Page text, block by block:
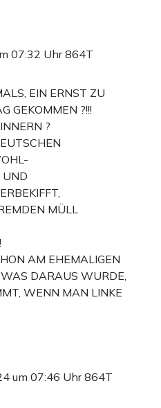
07:32 Uhr864T
EIN ERNST ZU
GEKOMMEN ?!!!
?
UND
MÜLL
AM EHEMALIGEN
DARAUS WURDE,
WENN MAN LINKE
um 07:46 Uhr864T